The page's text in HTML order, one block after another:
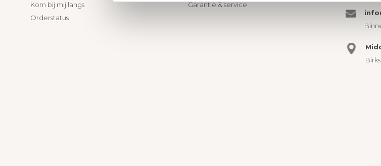
Kom bij mij langs
Orderstatus
Garantie & service